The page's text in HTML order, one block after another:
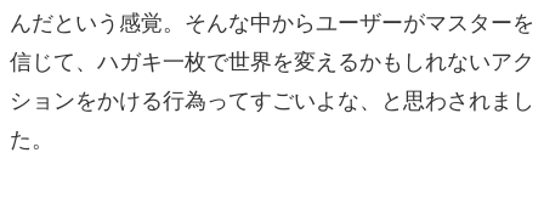
んだという感覚。そんな中からユーザーがマスターを
信じて、ハガキ一枚で世界を変えるかもしれないアク
ションをかける行為ってすごいよな、と思わされまし
た。